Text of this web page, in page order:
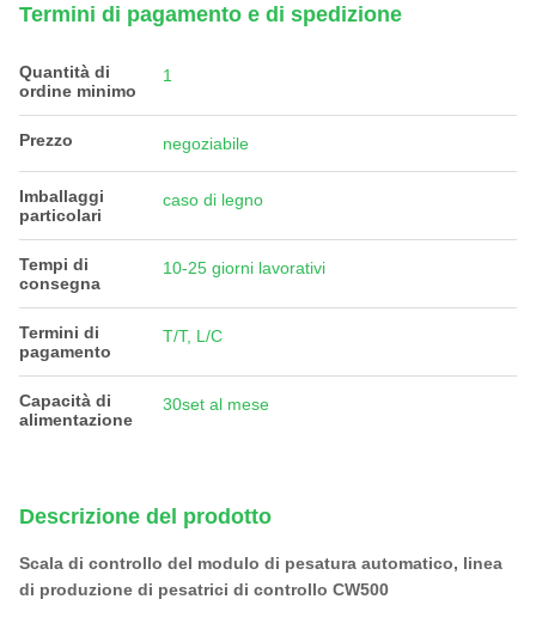
Termini di pagamento e di spedizione
Quantità di
ordine minimo
1
Prezzo negoziabile
Imballaggi
particolari
caso di legno
Tempi di
consegna
10-25 giorni lavorativi
Termini di
pagamento
T/T, L/C
Capacità di
alimentazione
30set al mese
Descrizione del prodotto
Scala di controllo del modulo di pesatura automatico, linea
di produzione di pesatrici di controllo CW500